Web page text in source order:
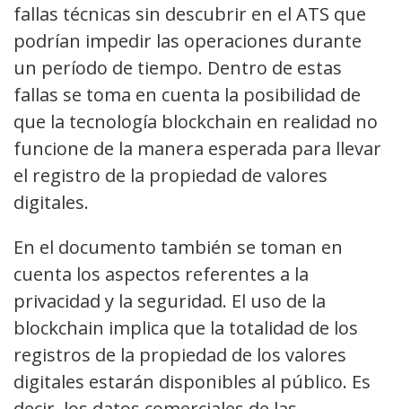
fallas técnicas sin descubrir en el ATS que
podrían impedir las operaciones durante
un período de tiempo. Dentro de estas
fallas se toma en cuenta la posibilidad de
que la tecnología blockchain en realidad no
funcione de la manera esperada para llevar
el registro de la propiedad de valores
digitales.
En el documento también se toman en
cuenta los aspectos referentes a la
privacidad y la seguridad. El uso de la
blockchain implica que la totalidad de los
registros de la propiedad de los valores
digitales estarán disponibles al público. Es